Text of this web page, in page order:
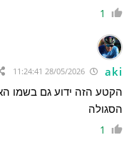
1
aki
הקטע הזה ידוע גם בשמו
הסגולה
1